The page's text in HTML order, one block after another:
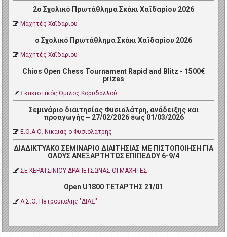
2ο Σχολικό Πρωτάθλημα Σκάκι Χαϊδαρίου 2026
Μαχητές Χαϊδαρίου
ο Σχολικό Πρωτάθλημα Σκάκι Χαϊδαρίου 2026
Μαχητές Χαϊδαρίου
Chios Open Chess Tournament Rapid and Blitz - 1500€
prizes
Σκακιστικός Όμιλος Κορυδαλλού
Σεμινάριο διαιτησίας Φυσιολάτρη, ανάδειξης και
προαγωγής – 27/02/2026 έως 01/03/2026
Ε.Ο.Α.Ο. Νικαιας ο Φυσιολατρης
ΔΙΑΔΙΚΤΥΑΚΟ ΣΕΜΙΝΑΡΙΟ ΔΙΑΙΤΗΣΙΑΣ ΜΕ ΠΙΣΤΟΠΟΙΗΣΗ ΓΙΑ
ΟΛΟΥΣ ΑΝΕΞΑΡΤΗΤΩΣ ΕΠΙΠΕΔΟΥ 6-9/4
ΣΕ ΚΕΡΑΤΣΙΝΙΟΥ ΔΡΑΠΕΤΣΩΝΑΣ ΟΙ ΜΑΧΗΤΕΣ
Open U1800 ΤΕΤΑΡΤΗΣ 21/01
Α.Σ.Ο. Πετρoύπολης "ΔΙΑΣ"